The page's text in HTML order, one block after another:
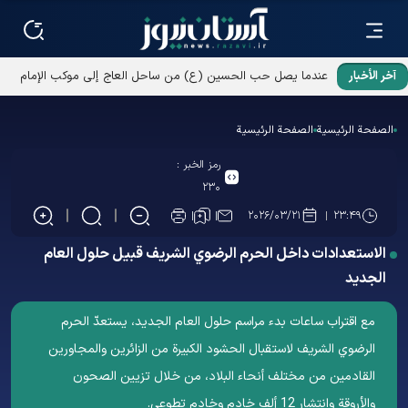
آخر الأخبار
الصفحة الرئيسية الصفحة الرئيسية
رمز الخبر :
۲۳۰
۲۳:۴۹
۲۰۲۶/۰۳/۲۱
الاستعدادات داخل الحرم الرضوي الشریف قبيل حلول العام
الجديد
مع اقتراب ساعات بدء مراسم حلول العام الجديد، يستعدّ الحرم
الرضوي الشریف لاستقبال الحشود الكبيرة من الزائرين والمجاورين
القادمين من مختلف أنحاء البلاد، من خلال تزيين الصحون
والأروقة وانتشار 12 ألف خادم وخادم تطوعي.